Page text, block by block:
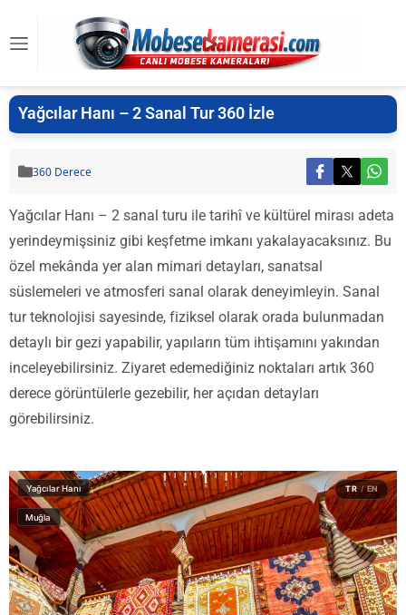
Yağcılar Hanı – 2 Sanal Tur 360 İzle
360 Derece
Yağcılar Hanı – 2 sanal turu ile tarihî ve kültürel mirası adeta
yerindeymişsiniz gibi keşfetme imkanı yakalayacaksınız. Bu
özel mekânda yer alan mimari detayları, sanatsal
süslemeleri ve atmosferi sanal olarak deneyimleyin. Sanal
tur teknolojisi sayesinde, fiziksel olarak orada bulunmadan
detaylı bir gezi yapabilir, yapıların tüm ihtişamını yakından
inceleyebilirsiniz. Ziyaret edemediğiniz noktaları artık 360
derece görüntülerle gezebilir, her açıdan detayları
görebilirsiniz.